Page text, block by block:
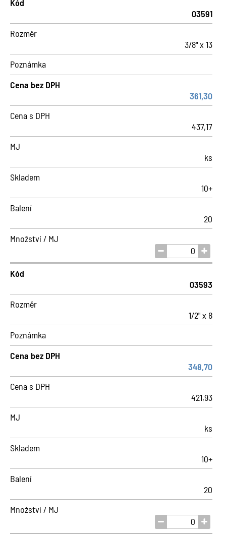
Kód
03591
Rozměr
3/8" x 13
Poznámka
Cena bez DPH
361,30
Cena s DPH
437,17
MJ
ks
Skladem
10+
Balení
20
Množství / MJ
Kód
03593
Rozměr
1/2" x 8
Poznámka
Cena bez DPH
348,70
Cena s DPH
421,93
MJ
ks
Skladem
10+
Balení
20
Množství / MJ